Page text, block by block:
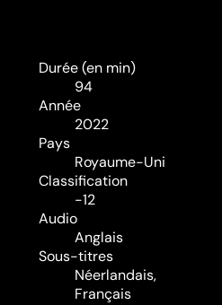
Durée (en min)
94
Année
2022
Pays
Royaume-Uni
Classification
-12
Audio
Anglais
Sous-titres
Néerlandais,
Français